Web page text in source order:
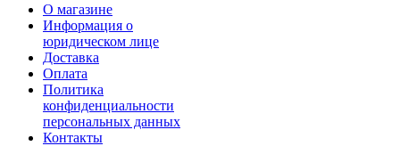
О магазине
Информация о
юридическом лице
Доставка
Оплата
Политика
конфиденциальности
персональных данных
Контакты